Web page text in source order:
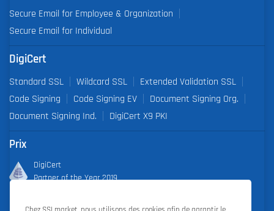
Secure Email for Employee & Organization
Secure Email for Individual
DigiCert
Standard SSL Wildcard SSL
Extended Validation SSL
Code Signing
Code Signing EV
Document Signing Org.
Document Signing Ind.
DigiCert X9 PKI
Prix
DigiCert
Partner of the Year 2019
Outstanding Sales Performance Award 2018, 2019, 2020, 2021,